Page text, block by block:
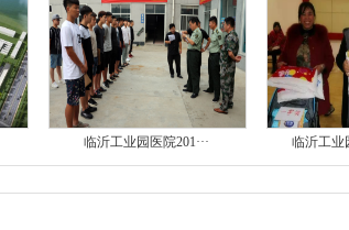
临沂工业园医院201··· 临沂工业